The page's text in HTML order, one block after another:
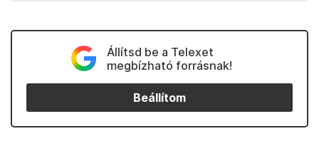
Állítsd be a Telexet
megbízható forrásnak!
Beállítom